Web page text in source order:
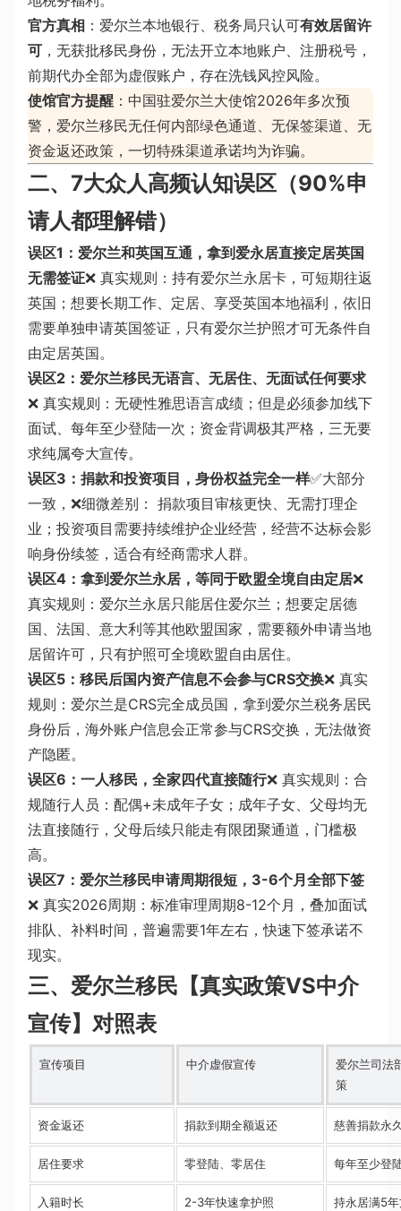
官方真相 ：爱尔兰本地银行、税务局只认可有效居留许
可 ，无获批移民身份，无法开立本地账户、注册税号，
前期代办全部为虚假账户，存在洗钱风控风险。
使馆官方提醒 ：中国驻爱尔兰大使馆2026年多次预
警，爱尔兰移民无任何内部绿色通道、无保签渠道、无
资金返还政策，一切特殊渠道承诺均为诈骗。
二、7大众人高频认知误区（90%申
请人都理解错）
误区1：爱尔兰和英国互通，拿到爱永居直接定居英国
无需签证❌ 真实规则：持有爱尔兰永居卡，可短期往返
英国；想要长期工作、定居、享受英国本地福利，依旧
需要单独申请英国签证，只有爱尔兰护照才可无条件自
由定居英国。
误区2：爱尔兰移民无语言、无居住、无面试任何要求
❌ 真实规则：无硬性雅思语言成绩；但是必须参加线下
面试、每年至少登陆一次；资金背调极其严格，三无要
求纯属夸大宣传。
误区3：捐款和投资项目，身份权益完全一样✅大部分
一致，❌细微差别： 捐款项目审核更快、无需打理企
业；投资项目需要持续维护企业经营，经营不达标会影
响身份续签，适合有经商需求人群。
误区4：拿到爱尔兰永居，等同于欧盟全境自由定居❌
真实规则：爱尔兰永居只能居住爱尔兰；想要定居德
国、法国、意大利等其他欧盟国家，需要额外申请当地
居留许可，只有护照可全境欧盟自由居住。
误区5：移民后国内资产信息不会参与CRS交换❌ 真实
规则：爱尔兰是CRS完全成员国，拿到爱尔兰税务居民
身份后，海外账户信息会正常参与CRS交换，无法做资
产隐匿。
误区6：一人移民，全家四代直接随行❌ 真实规则：合
规随行人员：配偶+未成年子女；成年子女、父母均无
法直接随行，父母后续只能走有限团聚通道，门槛极
高。
误区7：爱尔兰移民申请周期很短，3-6个月全部下签
❌ 真实2026周期：标准审理周期8-12个月，叠加面试
排队、补料时间，普遍需要1年左右，快速下签承诺不
现实。
三、爱尔兰移民【真实政策VS中介
宣传】对照表
宣传项目 中介虚假宣传
爱尔兰司法
策
资金返还 捐款到期全额返还 慈善捐款永
居住要求 零登陆、零居住 每年至少登
入籍时长 2-3年快速拿护照
持永居满5